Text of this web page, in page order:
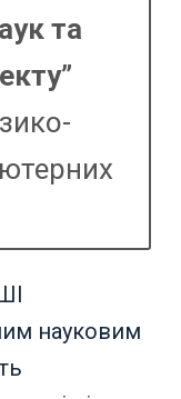
та
науковим